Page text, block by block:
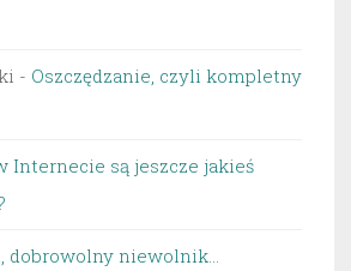
- Oszczędzanie, czyli kompletny
Internecie są jeszcze jakieś
dobrowolny niewolnik…